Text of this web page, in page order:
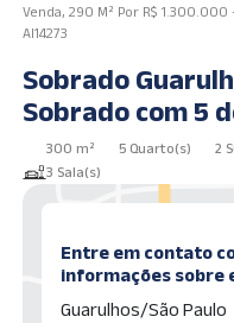
Venda, 290 M² Por R$ 1.300.000
AI14273
Sobrado
Sobrado com 5
290 m² por R$
300 m² 5 Quarto(s) 2
3 Sala(s)
Entre em contato
informações sobre
Guarulhos/São Paulo